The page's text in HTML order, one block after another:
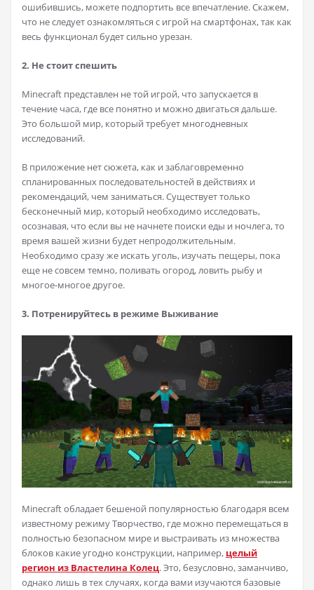
ошибившись, можете подпортить все впечатление. Скажем,
что не следует ознакомляться с игрой на смартфонах, так как
весь функционал будет сильно урезан.
2. Не стоит спешить
Minecraft представлен не той игрой, что запускается в
течение часа, где все понятно и можно двигаться дальше.
Это большой мир, который требует многодневных
исследований.
В приложение нет сюжета, как и заблаговременно
спланированных последовательностей в действиях и
рекомендаций, чем заниматься. Существует только
бесконечный мир, который необходимо исследовать,
осознавая, что если вы не начнете поиски еды и ночлега, то
время вашей жизни будет непродолжительным.
Необходимо сразу же искать уголь, изучать пещеры, пока
еще не совсем темно, поливать огород, ловить рыбу и
многое-многое другое.
3. Потренируйтесь в режиме Выживание
Minecraft обладает бешеной популярностью благодаря всем
известному режиму Творчество, где можно перемещаться в
полностью безопасном мире и выстраивать из множества
блоков какие угодно конструкции, например, целый
регион из Властелина Колец. Это, безусловно, заманчиво,
однако лишь в тех случаях, когда вами изучаются базовые